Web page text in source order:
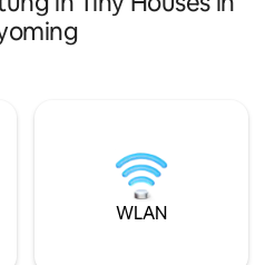
große
verfügt
und die
etwas
und
Stadt.
Mountain
befinden uns in
Gegend,
anderen Tieren.
WLAN